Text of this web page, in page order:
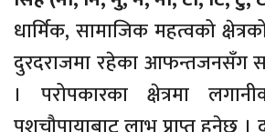
धार्मिक, सामाजिक महत्वको
दुरदराजमा रहेका आफन्तजनसँग
। परोपकारका क्षेत्रमा